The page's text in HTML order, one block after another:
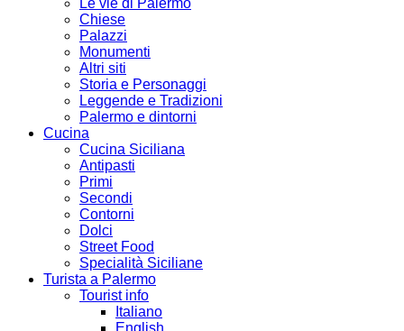
Le vie di Palermo
Chiese
Palazzi
Monumenti
Altri siti
Storia e Personaggi
Leggende e Tradizioni
Palermo e dintorni
Cucina
Cucina Siciliana
Antipasti
Primi
Secondi
Contorni
Dolci
Street Food
Specialità Siciliane
Turista a Palermo
Tourist info
Italiano
English